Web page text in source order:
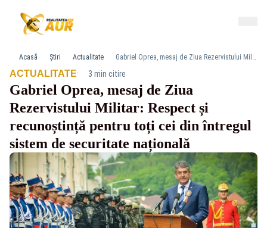
Acasă Știri Actualitate Gabriel Oprea, mesaj de Ziua Rezervistului Militar: Respect și recunoștință pentru toți cei din întregul sistem de securitate națională
ACTUALITATE· 3 min citire
Gabriel Oprea, mesaj de Ziua
Rezervistului Militar: Respect și
recunoștință pentru toți cei din întregul
sistem de securitate națională